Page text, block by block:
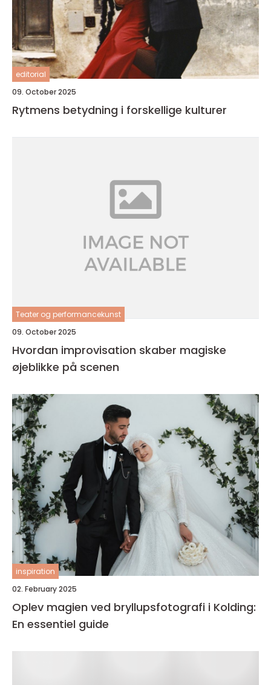
editorial
09. October 2025
Rytmens betydning i forskellige kulturer
Teater og performancekunst
09. October 2025
Hvordan improvisation skaber magiske
øjeblikke på scenen
inspiration
02. February 2025
Oplev magien ved bryllupsfotografi i Kolding:
En essentiel guide